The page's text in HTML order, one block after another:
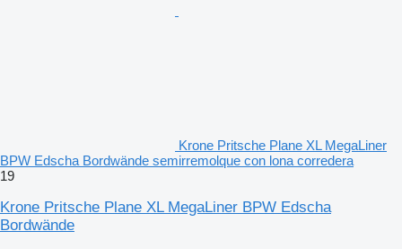
Krone Pritsche Plane XL MegaLiner
BPW Edscha Bordwände semirremolque con lona corredera
19
Krone Pritsche Plane XL MegaLiner BPW Edscha
Bordwände